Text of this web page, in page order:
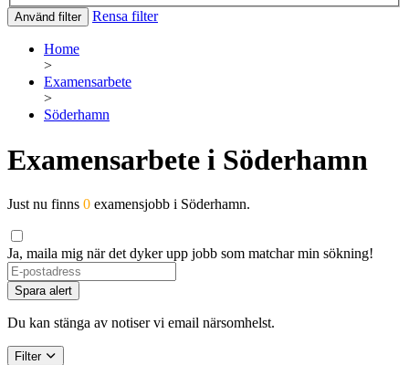
Använd filter Rensa filter
Home
>
Examensarbete
>
Söderhamn
Examensarbete i Söderhamn
Just nu finns 0 examensjobb i Söderhamn.
Ja, maila mig när det dyker upp jobb som matchar min sökning!
Spara alert
Du kan stänga av notiser vi email närsomhelst.
Filter